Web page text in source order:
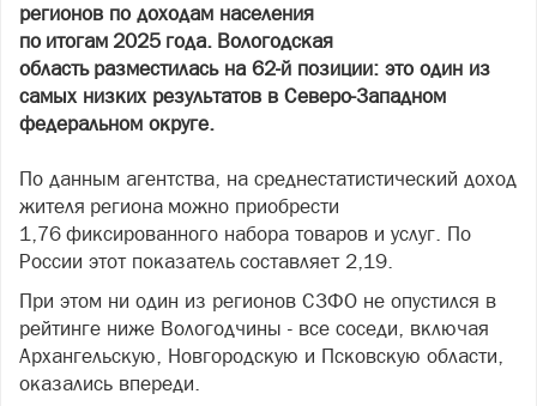
регионов по доходам населения
по итогам 2025 года. Вологодская
область разместилась на 62-й позиции: это один из
самых низких результатов в Северо-Западном
федеральном округе.
По данным агентства, на среднестатистический доход
жителя региона можно приобрести
1,76 фиксированного набора товаров и услуг. По
России этот показатель составляет 2,19.
При этом ни один из регионов СЗФО не опустился в
рейтинге ниже Вологодчины - все соседи, включая
Архангельскую, Новгородскую и Псковскую области,
оказались впереди.